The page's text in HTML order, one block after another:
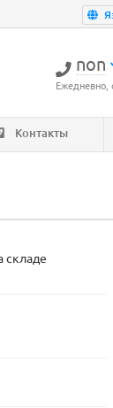
non
Ежедневно,
Контакты
складе